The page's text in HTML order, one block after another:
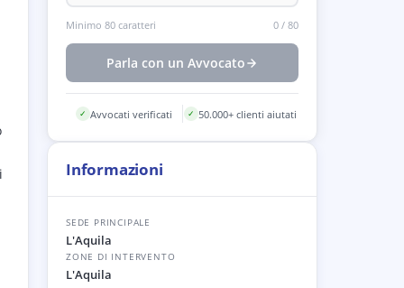
Minimo 80 caratteri 0 / 80
Parla con un Avvocato
✓ Avvocati verificati ✓ 50.000+ clienti aiutati
Informazioni
SEDE PRINCIPALE
L'Aquila
ZONE DI INTERVENTO
L'Aquila